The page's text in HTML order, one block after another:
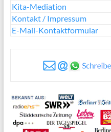
Kita-Mediation
Kontakt / Impressum
E-Mail-Kontaktformular